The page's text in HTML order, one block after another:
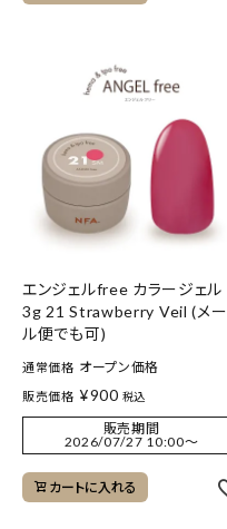
エンジェルfree カラージェル
3g 21 Strawberry Veil (メー
ル便でも可)
通常価格 オープン価格
販売価格 ¥900 税込
販売期間
2026/07/27 10:00〜
カートに入れる